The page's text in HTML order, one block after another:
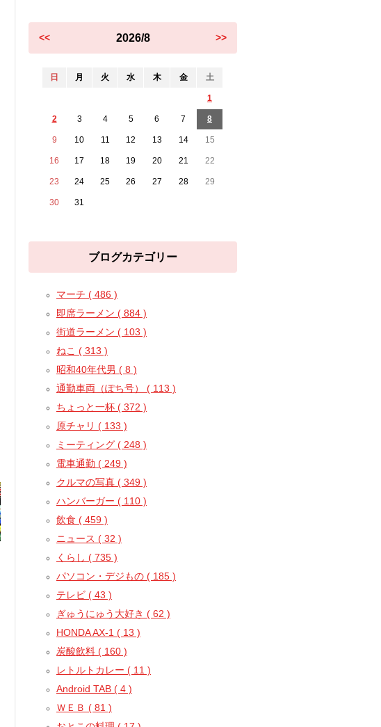
<< 2026/8 >>
日 月 火 水 木 金 土
1
2 3 4 5 6 7 8
9 10 11 12 13 14 15
16 17 18 19 20 21 22
23 24 25 26 27 28 29
30 31
ブログカテゴリー
マーチ ( 486 )
即席ラーメン ( 884 )
街道ラーメン ( 103 )
ねこ ( 313 )
昭和40年代男 ( 8 )
通勤車両（ぽち号） ( 113 )
ちょっと一杯 ( 372 )
原チャリ ( 133 )
ミーティング ( 248 )
電車通勤 ( 249 )
クルマの写真 ( 349 )
ハンバーガー ( 110 )
飲食 ( 459 )
ニュース ( 32 )
くらし ( 735 )
パソコン・デジもの ( 185 )
テレビ ( 43 )
ぎゅうにゅう大好き ( 62 )
HONDA AX-1 ( 13 )
炭酸飲料 ( 160 )
レトルトカレー ( 11 )
Android TAB ( 4 )
ＷＥＢ ( 81 )